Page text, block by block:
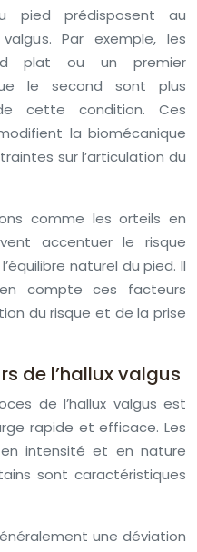
pied prédisposent au
Par exemple, les
plat ou un premier
le second sont plus
cette condition. Ces
la biomécanique
sur l’articulation du
comme les orteils en
accentuer le risque
naturel du pied. Il
compte ces facteurs
du risque et de la prise
de l’hallux valgus
de l’hallux valgus est
rapide et efficace. Les
intensité et en nature
sont caractéristiques
une déviation